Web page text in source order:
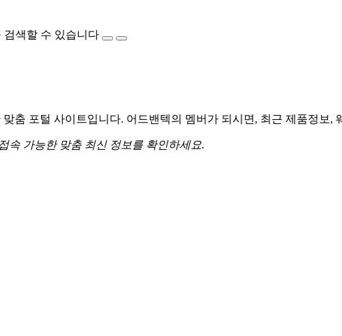
검색할 수 있습니다
춤 포털 사이트입니다. 어드밴텍의 멤버가 되시면, 최근 제품정보,
속 가능한 맞춤 최신 정보를 확인하세요.